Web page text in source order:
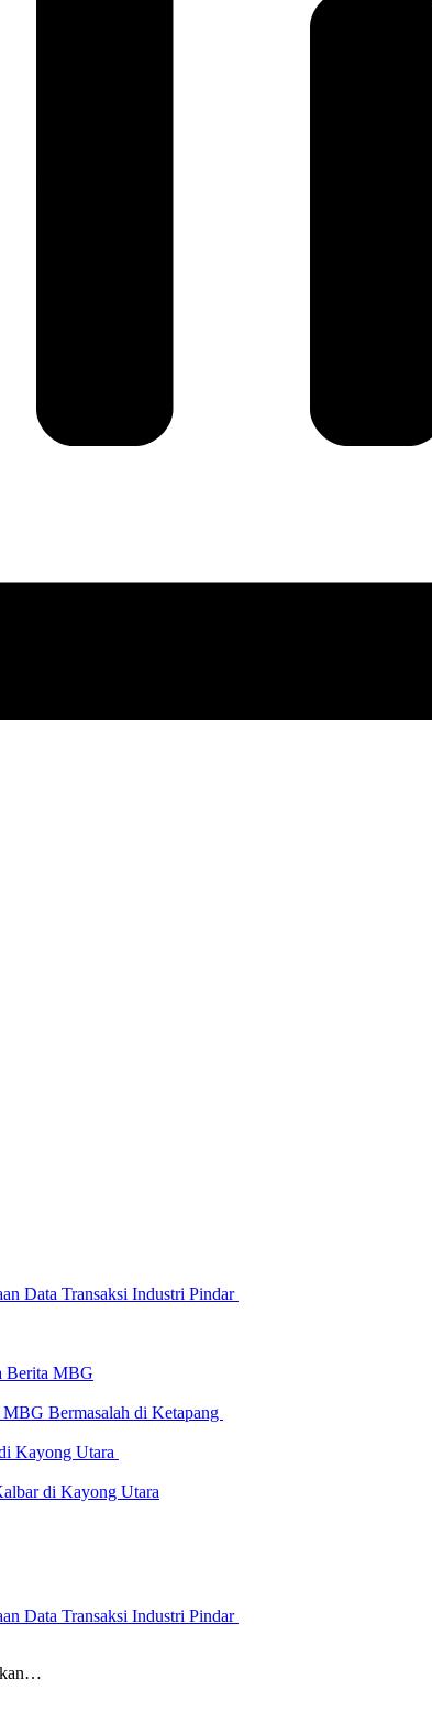
Data Transaksi Industri Pindar
Berita MBG
Bermasalah di Ketapang
Kayong Utara
di Kayong Utara
Data Transaksi Industri Pindar